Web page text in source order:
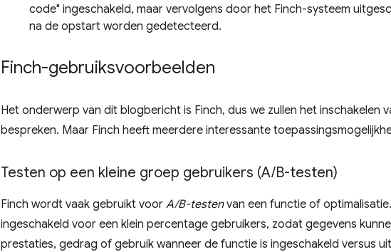
code" ingeschakeld, maar vervolgens door het Finch-systeem
na de opstart worden gedetecteerd.
Finch-gebruiksvoorbeelden
Het onderwerp van dit blogbericht is Finch, dus we zullen het inschakelen
bespreken. Maar Finch heeft meerdere interessante
Testen op een kleine groep gebruikers (A/B-testen)
Finch wordt vaak gebruikt voor A/B-testenvan een functie of
ingeschakeld voor een klein percentage gebruikers, zodat gegevens
prestaties, gedrag of gebruik wanneer de functie is ingeschakeld versus